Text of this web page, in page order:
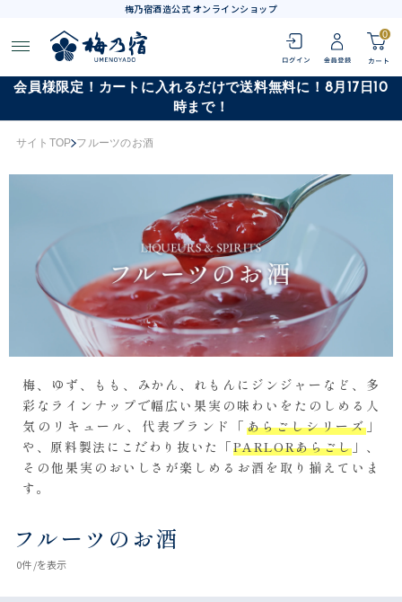
梅乃宿酒造公式 オンラインショップ
0
会員様限定！カートに入れるだけで送料無料に！8月17日10
時まで！
サイトTOP フルーツのお酒
梅、ゆず、もも、みかん、れもんにジンジャーなど、多
彩なラインナップで幅広い果実の味わいをたのしめる人
気のリキュール、代表ブランド「 あらごしシリーズ」
や、原料製法にこだわり抜いた「PARLORあらごし」、
その他果実のおいしさが楽しめるお酒を取り揃えていま
す。
フルーツのお酒
0件 /を表示